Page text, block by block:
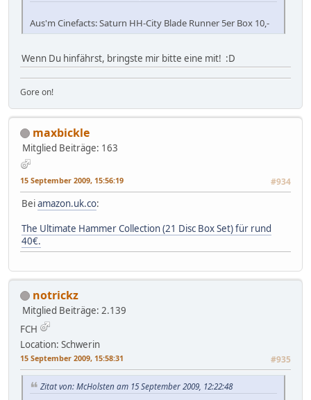
Aus'm Cinefacts: Saturn HH-City Blade Runner 5er Box 10,-
Wenn Du hinfährst, bringste mir bitte eine mit! :D
Gore on!
maxbickle
Mitglied Beiträge: 163
15 September 2009, 15:56:19 #934
Beiamazon.uk.co:
The Ultimate Hammer Collection (21 Disc Box Set) für rund
40€.
notrickz
Mitglied Beiträge: 2.139
FCH
Location: Schwerin
15 September 2009, 15:58:31 #935
Zitat von: McHolsten am 15 September 2009, 12:22:48